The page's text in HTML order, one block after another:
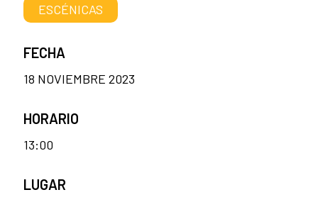
ESCÉNICAS
FECHA
18 NOVIEMBRE 2023
HORARIO
13:00
LUGAR